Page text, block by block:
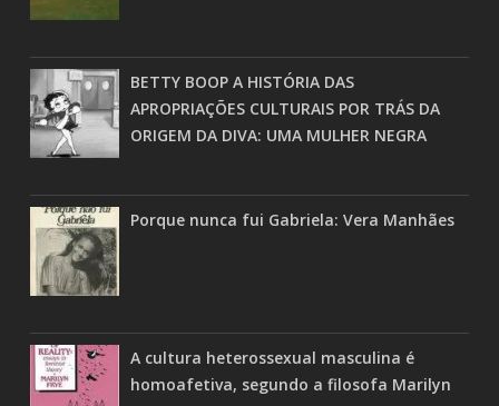
BETTY BOOP A HISTÓRIA DAS
APROPRIAÇÕES CULTURAIS POR TRÁS DA
ORIGEM DA DIVA: UMA MULHER NEGRA
Porque nunca fui Gabriela: Vera Manhães
A cultura heterossexual masculina é
homoafetiva, segundo a filosofa Marilyn